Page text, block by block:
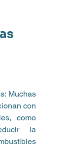
Muchas
con
como
la